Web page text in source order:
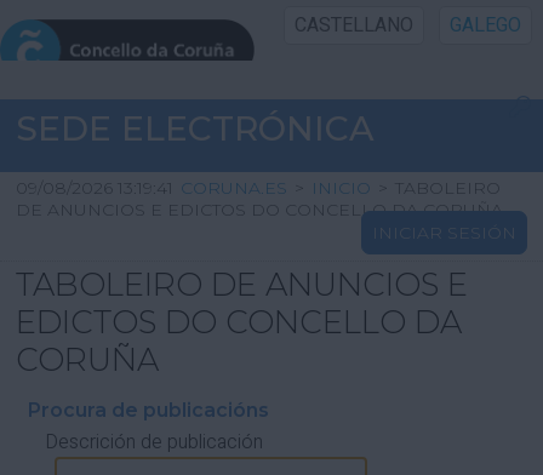
CASTELLANO GALEGO
INICIO SEDE
INICIO
INFORMACIÓN PÚBLICA
CARTAFOL CIDADÁN
AXUDA
SEDE ELECTRÓNICA
09/08/2026 13:19:41 CORUNA.ES > INICIO > TABOLEIRO
DE ANUNCIOS E EDICTOS DO CONCELLO DA CORUÑA
INICIAR SESIÓN
TABOLEIRO DE ANUNCIOS E
EDICTOS DO CONCELLO DA
CORUÑA
Procura de publicacións
Descrición de publicación